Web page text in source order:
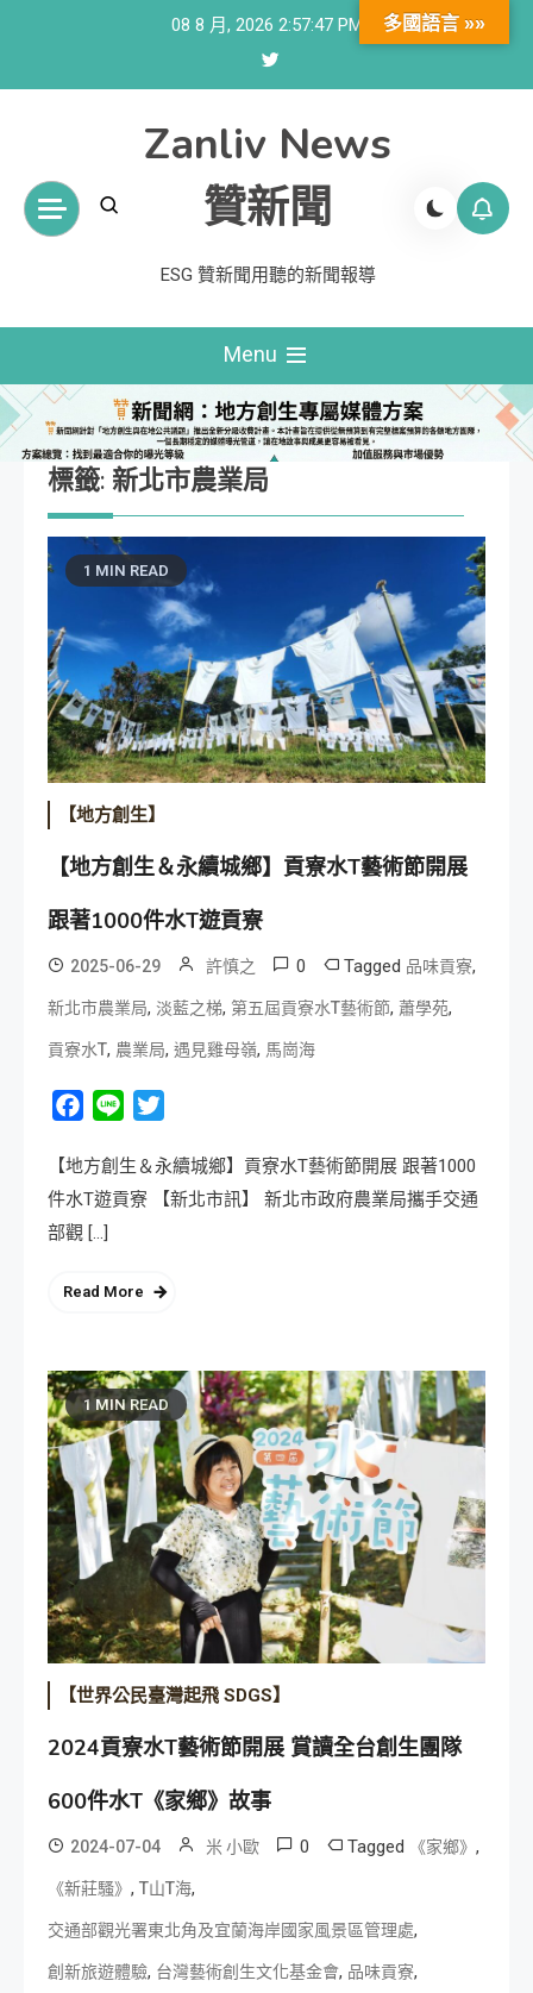
08 8 月, 2026 2:57:48 PM
Zanliv News
贊新聞
ESG 贊新聞用聽的新聞報導
Menu
標籤: 新北市農業局
1 MIN READ
【地方創生】
【地方創生＆永續城鄉】貢寮水T藝術節開展
跟著1000件水T遊貢寮
2025-06-29 許慎之 0 Tagged 品味貢寮,
新北市農業局, 淡藍之梯, 第五屆貢寮水T藝術節, 蕭學苑,
貢寮水T, 農業局, 遇見雞母嶺, 馬崗海
Facebook
Line
【地方創生＆永續城鄉】貢寮水T藝術節開展 跟著1000
件水T遊貢寮 【新北市訊】 新北市政府農業局攜手交通
部觀 […]
Read More
1 MIN READ
【世界公民臺灣起飛 SDGS】
2024貢寮水T藝術節開展 賞讀全台創生團隊
600件水T《家鄉》故事
2024-07-04 米 小歐 0 Tagged 《家鄉》 ,
《新莊騷》 , T山T海,
交通部觀光署東北角及宜蘭海岸國家風景區管理處,
創新旅遊體驗, 台灣藝術創生文化基金會, 品味貢寮,
多國語言 »»